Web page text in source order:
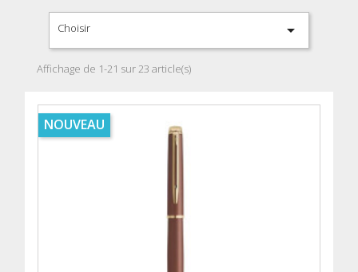
Choisir 
Affichage de 1-21 sur 23 article(s)
NOUVEAU